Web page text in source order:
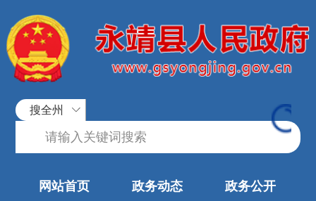
搜全州
网站首页 政务动态 政务公开